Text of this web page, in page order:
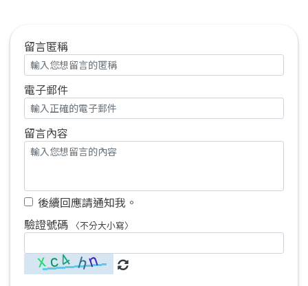
留言匿稱
電子郵件
留言內容
後續回應請通知我。
驗證號碼 〈不分大小寫〉